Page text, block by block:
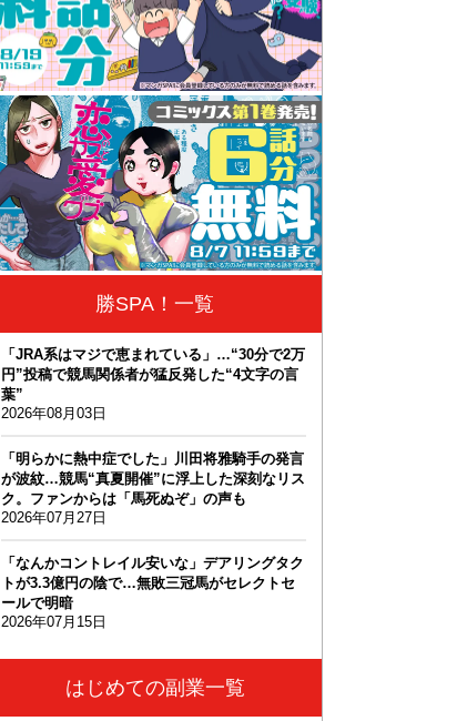
勝SPA！一覧
「JRA系はマジで恵まれている」…“30分で2万
円”投稿で競馬関係者が猛反発した“4文字の言
葉”
2026年08月03日
「明らかに熱中症でした」川田将雅騎手の発言
が波紋…競馬“真夏開催”に浮上した深刻なリス
ク。ファンからは「馬死ぬぞ」の声も
2026年07月27日
「なんかコントレイル安いな」デアリングタク
トが3.3億円の陰で…無敗三冠馬がセレクトセ
ールで明暗
2026年07月15日
はじめての副業一覧